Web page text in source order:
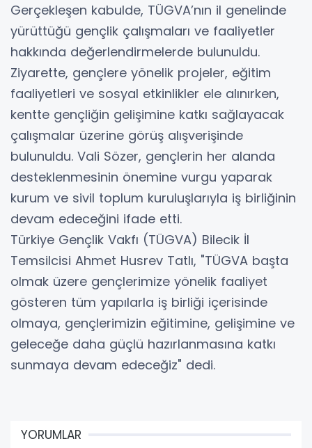
Gerçekleşen kabulde, TÜGVA’nın il genelinde
yürüttüğü gençlik çalışmaları ve faaliyetler
hakkında değerlendirmelerde bulunuldu.
Ziyarette, gençlere yönelik projeler, eğitim
faaliyetleri ve sosyal etkinlikler ele alınırken,
kentte gençliğin gelişimine katkı sağlayacak
çalışmalar üzerine görüş alışverişinde
bulunuldu. Vali Sözer, gençlerin her alanda
desteklenmesinin önemine vurgu yaparak
kurum ve sivil toplum kuruluşlarıyla iş birliğinin
devam edeceğini ifade etti.
Türkiye Gençlik Vakfı (TÜGVA) Bilecik İl
Temsilcisi Ahmet Husrev Tatlı, "TÜGVA başta
olmak üzere gençlerimize yönelik faaliyet
gösteren tüm yapılarla iş birliği içerisinde
olmaya, gençlerimizin eğitimine, gelişimine ve
geleceğe daha güçlü hazırlanmasına katkı
sunmaya devam edeceğiz" dedi.
YORUMLAR